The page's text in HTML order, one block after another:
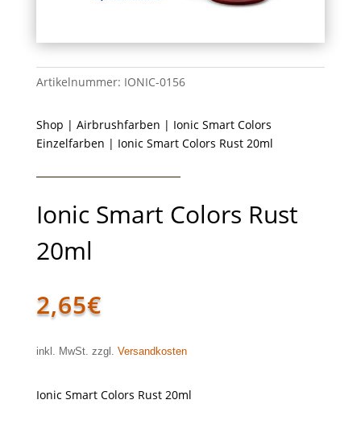
Artikelnummer: IONIC-0156
Shop | Airbrushfarben | Ionic Smart Colors
Einzelfarben | Ionic Smart Colors Rust 20ml
Ionic Smart Colors Rust
20ml
2,65€
inkl. MwSt. zzgl. Versandkosten
Ionic Smart Colors Rust 20ml